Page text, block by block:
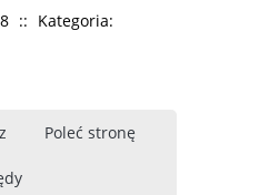
:: Kategoria:
Poleć stronę